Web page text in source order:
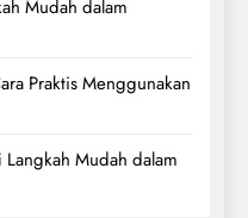
Mudah dalam
Praktis Menggunakan
Langkah Mudah dalam